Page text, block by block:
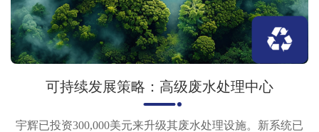
可持续发展策略：高级废水处理中心
宇辉已投资300,000美元来升级其废水处理设施。新系统已